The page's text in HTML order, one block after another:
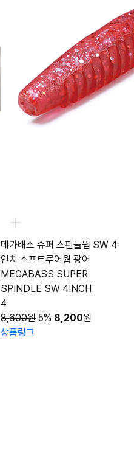
메가배스 슈퍼 스핀들웜 SW 4
인치 소프트루어웜 광어
MEGABASS SUPER
SPINDLE SW 4INCH
4
8,600원 5% 8,200원
상품링크